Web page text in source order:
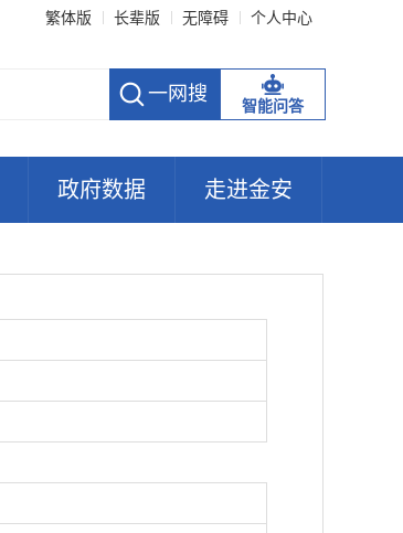
繁体版 长辈版 无障碍 个人中心
智能问答
政府数据 走进金安